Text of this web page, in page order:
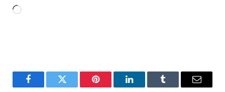
Carregando...
FacebookTwitter Pinterest LinkedInTumblr Email